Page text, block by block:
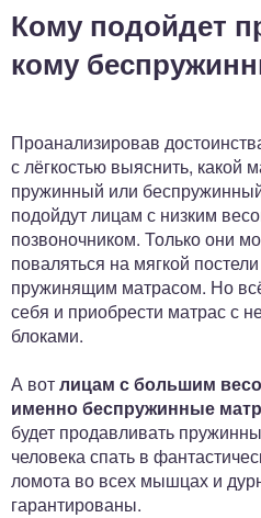
Кому подойдет
кому
Проанализировав
с лёгкостью выяснить, какой
пружинный или
подойдут лицам с низким
позвоночником. Только они
поваляться на мягкой
пружинящим матрасом. Но
себя и приобрести матрас с
блоками.
А вотлицам с большим
именно беспружинные
будет продавливать
человека спать в
ломота во всех мышцах и
гарантированы.